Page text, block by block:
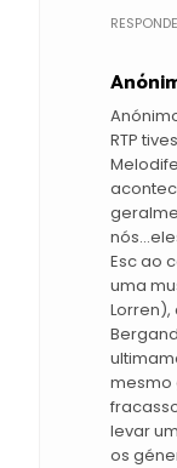
RTP
Esc ao
uma
mesmo
levar
os